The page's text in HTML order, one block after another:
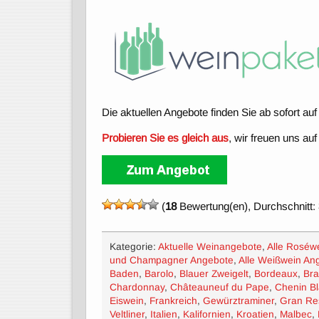
Die aktuellen Angebote finden Sie ab sofort
Probieren Sie es gleich aus, wir freuen uns
(18Bewertung(en), Durchschnitt:
Kategorie: Aktuelle Weinangebote, Alle
und Champagner Angebote, Alle Weißwein
Baden, Barolo, Blauer Zweigelt, Bordeaux,
Chardonnay, Châteauneuf du Pape, Chenin
Eiswein, Frankreich, Gewürztraminer, Gran
Veltliner, Italien, Kalifornien, Kroatien, Malbec,